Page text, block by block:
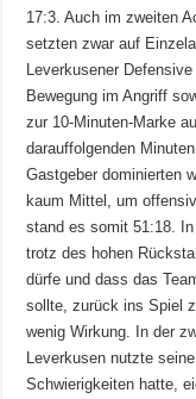
17:3. Auch im zweiten
setzten zwar auf
Leverkusener
Bewegung im Angriff
zur 10-Minuten-Marke
darauffolgenden
Gastgeber dominierten
kaum Mittel, um
stand es somit 51:18.
trotz des hohen
dürfe und dass das
sollte, zurück ins Spiel
wenig Wirkung. In der
Leverkusen nutzte
Schwierigkeiten hatte,